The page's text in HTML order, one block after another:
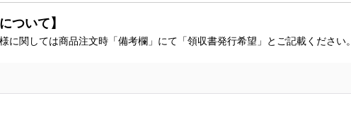
ついて】
に関しては商品注文時「備考欄」にて「領収書発行希望」とご記載ください。